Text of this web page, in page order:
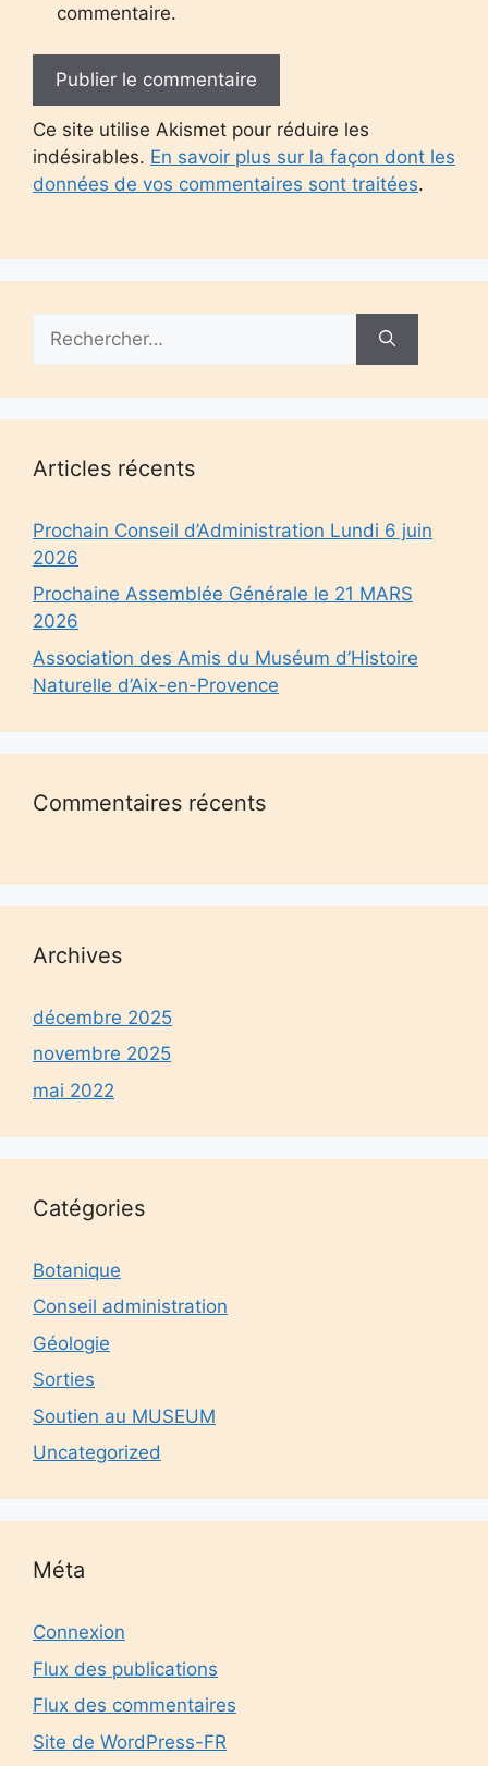
commentaire.
Ce site utilise Akismet pour réduire les
indésirables. En savoir plus sur la façon dont les
données de vos commentaires sont traitées.
Articles récents
Prochain Conseil d’Administration Lundi 6 juin
2026
Prochaine Assemblée Générale le 21 MARS
2026
Association des Amis du Muséum d’Histoire
Naturelle d’Aix-en-Provence
Commentaires récents
Archives
décembre 2025
novembre 2025
mai 2022
Catégories
Botanique
Conseil administration
Géologie
Sorties
Soutien au MUSEUM
Uncategorized
Méta
Connexion
Flux des publications
Flux des commentaires
Site de WordPress-FR